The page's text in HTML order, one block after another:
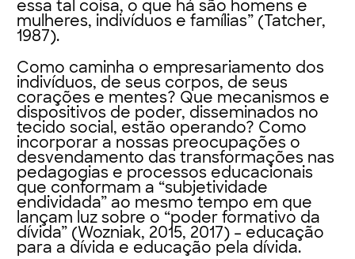
essa tal coisa, o que há são homens e
mulheres, indivíduos e famílias” (Tatcher,
1987).
Como caminha o empresariamento dos
indivíduos, de seus corpos, de seus
corações e mentes? Que mecanismos e
dispositivos de poder, disseminados no
tecido social, estão operando? Como
incorporar a nossas preocupações o
desvendamento das transformações nas
pedagogias e processos educacionais
que conformam a “subjetividade
endividada” ao mesmo tempo em que
lançam luz sobre o “poder formativo da
dívida” (Wozniak, 2015, 2017) – educação
para a dívida e educação pela dívida.